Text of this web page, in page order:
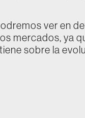
ver en
mercados, ya
sobre la